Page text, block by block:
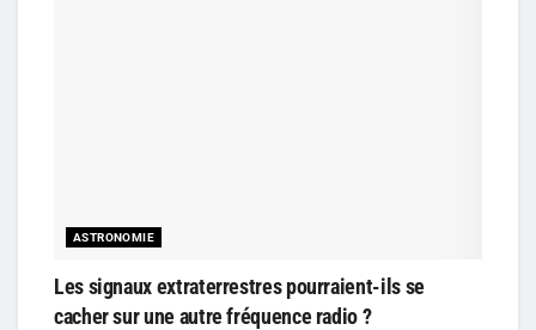
ASTRONOMIE
Les signaux extraterrestres pourraient-ils se
cacher sur une autre fréquence radio ?